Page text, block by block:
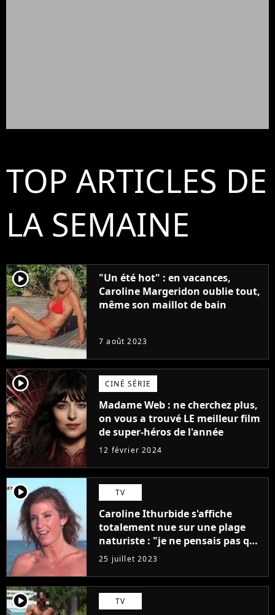
TOP ARTICLES DE
LA SEMAINE
player2
"Un été hot" : en vacances,
Caroline Margeridon oublie tout,
même son maillot de bain
7 août 2023
player2 CINÉ SÉRIE
Madame Web : ne cherchez plus,
on vous a trouvé LE meilleur film
de super-héros de l'année
12 février 2024
player2 TV
Caroline Ithurbide s'affiche
totalement nue sur une plage
naturiste : "je ne pensais pas que
j'arriverais à le faire..."
25 juillet 2023
player2 TV